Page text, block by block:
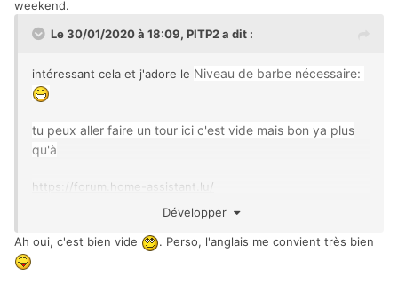
weekend.
Le 30/01/2020 à 18:09, PITP2a dit :
intéressant cela et j'adore le Niveau de barbe nécessaire:
tu peux aller faire un tour ici c'est vide mais bon ya plus
qu'à
https://forum.home-assistant.lu/
Développer
Ah oui, c'est bien vide . Perso, l'anglais me convient très bien